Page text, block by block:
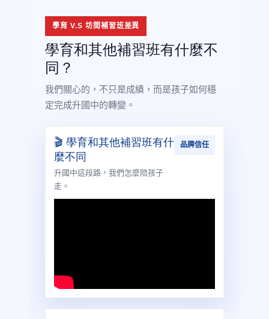
學育 V.S 坊間補習班差異
學育和其他補習班有什麼不
同？
我們關心的，不只是成績，而是孩子如何穩
定完成升國中的轉變。
🎬 學育和其他補習班有什
麼不同
升國中這段路，我們怎麼陪孩子
走。
品牌信任